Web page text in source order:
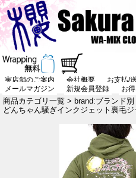
実店舗のご案内 会社概要 お支払/
メールマガジン
新規会員登録 お
商品カテゴリ一覧 > brand:ブランド別
どんちゃん騒ぎインクジェット裏毛